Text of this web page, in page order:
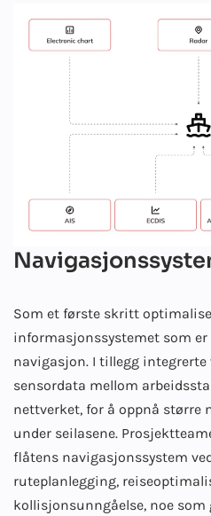
Som et første skritt
informasjonssystemet som
navigasjon. I tillegg
sensordata mellom
nettverket, for å oppnå større
under seilasene.
flåtens navigasjonssystem
ruteplanlegging,
kollisjonsunngåelse, noe